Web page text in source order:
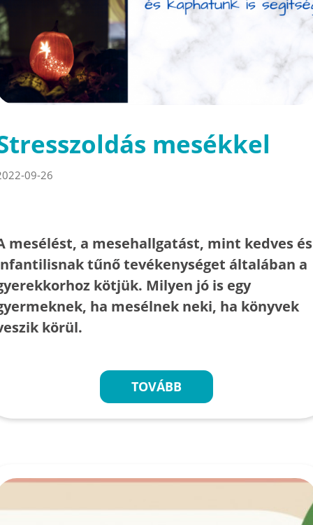
mesékkel
09-26
mesélést, a mesehallgatást, mint kedves és
tűnő tevékenységet általában a
kötjük. Milyen jó is egy
ha mesélnek neki, ha könyvek
körül.
TOVÁBB